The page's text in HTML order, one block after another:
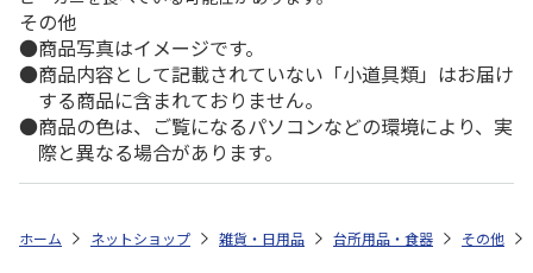
その他
商品写真はイメージです。
商品内容として記載されていない「小道具類」はお届け
する商品に含まれておりません。
商品の色は、ご覧になるパソコンなどの環境により、実
際と異なる場合があります。
ホーム ネットショップ 雑貨・日用品 台所用品・食器 その他